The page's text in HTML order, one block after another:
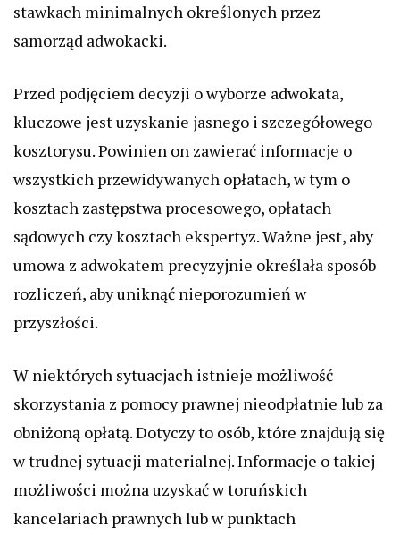
stawkach minimalnych określonych przez
samorząd adwokacki.
Przed podjęciem decyzji o wyborze adwokata,
kluczowe jest uzyskanie jasnego i szczegółowego
kosztorysu. Powinien on zawierać informacje o
wszystkich przewidywanych opłatach, w tym o
kosztach zastępstwa procesowego, opłatach
sądowych czy kosztach ekspertyz. Ważne jest, aby
umowa z adwokatem precyzyjnie określała sposób
rozliczeń, aby uniknąć nieporozumień w
przyszłości.
W niektórych sytuacjach istnieje możliwość
skorzystania z pomocy prawnej nieodpłatnie lub za
obniżoną opłatą. Dotyczy to osób, które znajdują się
w trudnej sytuacji materialnej. Informacje o takiej
możliwości można uzyskać w toruńskich
kancelariach prawnych lub w punktach